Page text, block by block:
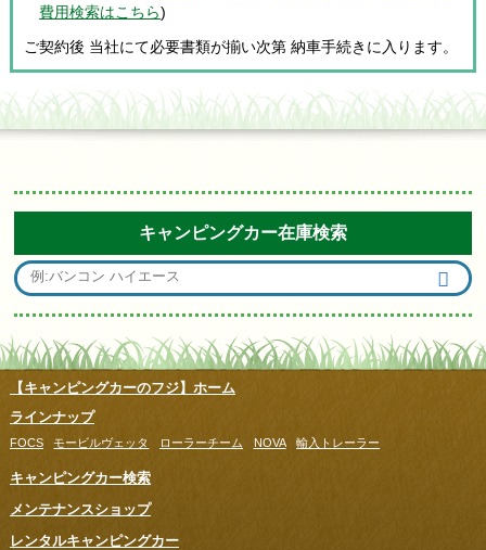
費用検索はこちら)
ご契約後 当社にて必要書類が揃い次第 納車手続きに入ります。
キャンピングカー在庫検索
【キャンピングカーのフジ】ホーム
ラインナップ
FOCS モービルヴェッタ ローラーチーム NOVA 輸入トレーラー
キャンピングカー検索
メンテナンスショップ
レンタルキャンピングカー